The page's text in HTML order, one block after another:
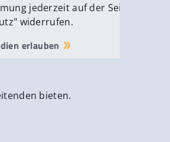
jederzeit auf der Seite
widerrufen.
erlauben
bieten.